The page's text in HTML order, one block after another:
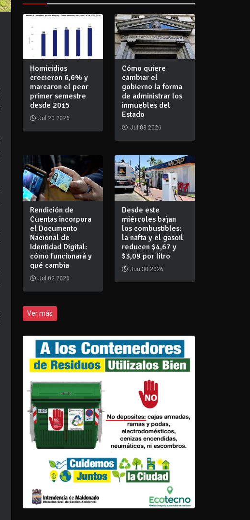
Homicidios
crecieron 6,6% y
marcaron el peor
primer semestre
desde 2015
Jul 20 2026
Cómo quiere
cambiar el
gobierno la forma
de administrar los
inmuebles del
Estado
Jul 03 2026
Rendición de
Cuentas incorpora
el Documento
Nacional de
Identidad Digital:
cómo funcionará y
qué cambia
Jul 02 2026
Desde este
miércoles bajan
los combustibles:
la nafta y el gasoil
reducen $4,67 y
$3,09 por litro
Jun 30 2026
Ver más